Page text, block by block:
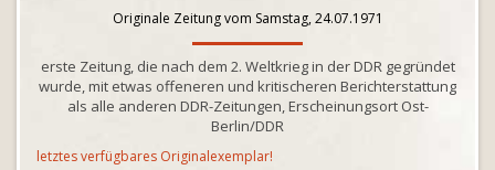
Originale Zeitung vom Samstag, 24.07.1971
erste Zeitung, die nach dem 2. Weltkrieg in der DDR gegründet
wurde, mit etwas offeneren und kritischeren Berichterstattung
als alle anderen DDR-Zeitungen, Erscheinungsort Ost-
Berlin/DDR
letztes verfügbares Originalexemplar!